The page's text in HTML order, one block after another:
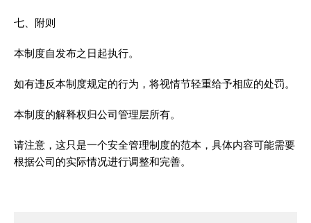
七、附则
本制度自发布之日起执行。
如有违反本制度规定的行为，将视情节轻重给予相应的处罚。
本制度的解释权归公司管理层所有。
请注意，这只是一个安全管理制度的范本，具体内容可能需要
根据公司的实际情况进行调整和完善。